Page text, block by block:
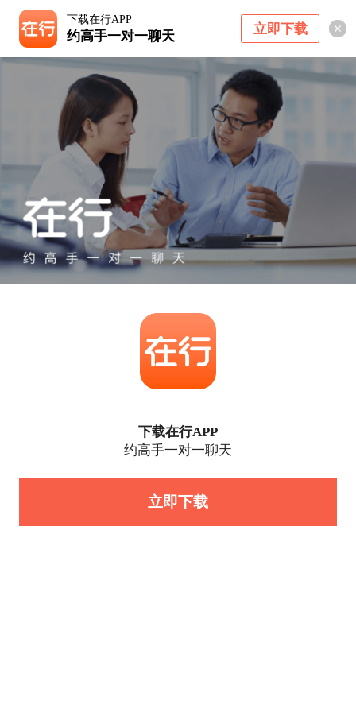
下载在行APP
约高手一对一聊天 立即下载
下载在行APP
约高手一对一聊天
立即下载